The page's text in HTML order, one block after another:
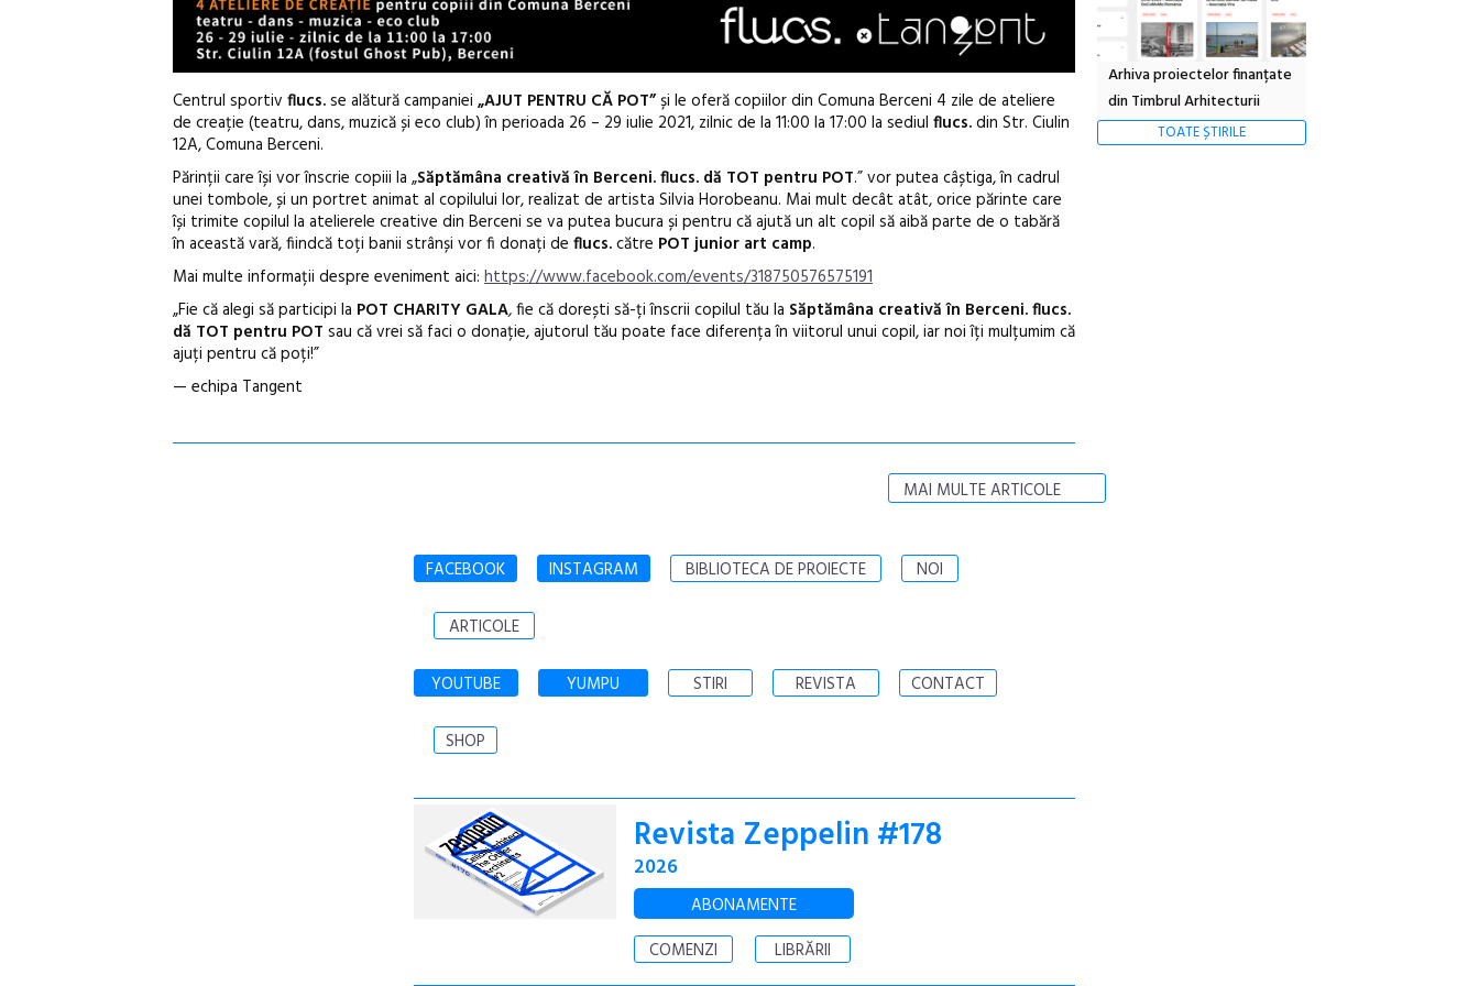
Centrul sportiv flucs.se alătură campaniei „AJUT PENTRU CĂ POT”și le oferă copiilor din Comuna Berceni 4 zile de ateliere
de creație (teatru, dans, muzică și eco club) în perioada 26 – 29 iulie 2021, zilnic de la 11:00 la 17:00 la sediul flucs.din Str. Ciulin
12A, Comuna Berceni.
Părinții care își vor înscrie copiii la „Săptămâna creativă în Berceni. flucs. dă TOT pentru POT.” vor putea câștiga, în cadrul
unei tombole, și un portret animat al copilului lor, realizat de artista Silvia Horobeanu. Mai mult decât atât, orice părinte care
își trimite copilul la atelierele creative din Berceni se va putea bucura și pentru că ajută un alt copil să aibă parte de o tabără
în această vară, fiindcă toți banii strânși vor fi donați de flucs.către POT junior art camp.
Mai multe informații despre eveniment aici: https://www.facebook.com/events/318750576575191
„Fie că alegi să participi la POT CHARITY GALA,fie că dorești să-ți înscrii copilul tău la Săptămâna creativă în Berceni. flucs.
dă TOT pentru POT sau că vrei să faci o donație, ajutorul tău poate face diferența în viitorul unui copil, iar noi îți mulțumim că
ajuți pentru că poți!”
— echipa Tangent
MAI MULTE ARTICOLE
Arhiva proiectelor finanțate
din Timbrul Arhitecturii
TOATE ȘTIRILE
FACEBOOK INSTAGRAM BIBLIOTECA DE PROIECTE NOI
ARTICOLE
YOUTUBE YUMPU STIRI REVISTA CONTACT
SHOP
Revista Zeppelin #178
2026
ABONAMENTE
COMENZI
LIBRĂRII